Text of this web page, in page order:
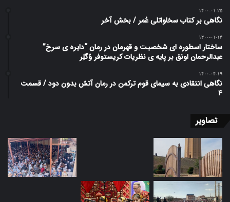
۱۴۰۰-۰۱-۲۵
نگاهی بر کتاب سخاواتلی عُمر / بخش آخر
۱۴۰۰-۰۱-۱۴
ساختار اسطوره ای شخصیت و قهرمان در رمان “دایره ی سرخ”
عبدالرحمان اونق بر پایه ی نظریات کریستوفر وُگلِر
۱۴۰۰-۰۴-۱۹
نگاهی انتقادی به سیمای قوم ترکمن در رمان آتش بدون دود / قسمت
۴
تصاویر